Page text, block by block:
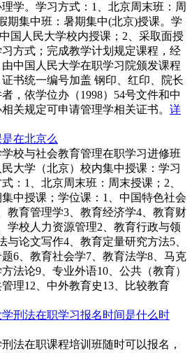
学。学习方式：1、北京周末班：周
期集中班：暑期集中(北京)授课。学
国人民大学校内授课；2、采取面授
方式；完成教学计划规定课程，经
中国人民大学在职学习院颁发课程
书统一编号加盖 钢印、红印、院长
，依学位办（1998）54号文件和中
关规定可申请管理学相关证书。 详
在北京么
校与社会教育管理在职学习进修班
大学（北京）校内集中授课：学习
：1、北京周末班：周末授课；2、
中授课；学位课：1、中国特色社会
教育管理学3、教育经济学4、教育财
学校人力资源管理2、教育行政与领
与论文写作4、教育定量研究方法5、
6、教育社会学7、教育法学8、马克
法论9、专业外语10、公共（教育）
理12、中外教育史13、比较教育
刑法在职学习报名时间是什么时
法在职课程培训班随时可以报名，